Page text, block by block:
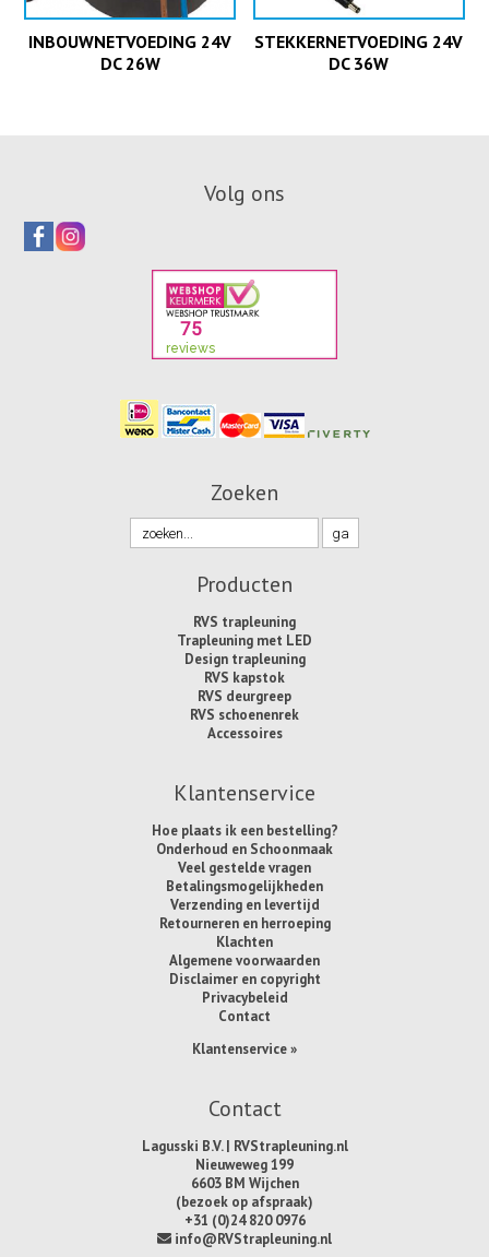
INBOUWNETVOEDING 24V
DC 26W
STEKKERNETVOEDING 24V
DC 36W
Volg ons
Zoeken
Producten
RVS trapleuning
Trapleuning met LED
Design trapleuning
RVS kapstok
RVS deurgreep
RVS schoenenrek
Accessoires
Klantenservice
Hoe plaats ik een bestelling?
Onderhoud en Schoonmaak
Veel gestelde vragen
Betalingsmogelijkheden
Verzending en levertijd
Retourneren en herroeping
Klachten
Algemene voorwaarden
Disclaimer en copyright
Privacybeleid
Contact
Klantenservice »
Contact
Lagusski B.V. | RVStrapleuning.nl
Nieuweweg 199
6603 BM Wijchen
(bezoek op afspraak)
+31 (0)24 820 0976
info@RVStrapleuning.nl